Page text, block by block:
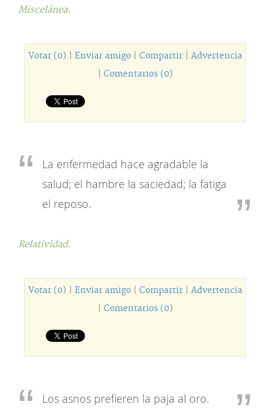
Miscelánea.
Votar (0) Enviar amigo| Compartir| Advertencia
Comentarios (0)
La enfermedad hace agradable la
salud; el hambre la saciedad; la fatiga
el reposo.
Relatividad.
Votar (0) Enviar amigo| Compartir| Advertencia
Comentarios (0)
Los asnos prefieren la paja al oro.